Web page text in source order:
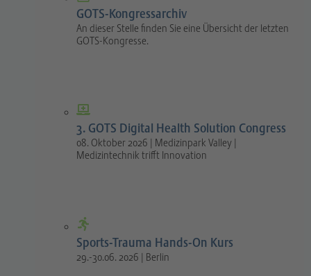
GOTS-Kongressarchiv
An dieser Stelle finden Sie eine Übersicht der letzten
GOTS-Kongresse.
3. GOTS Digital Health Solution Congress
08. Oktober 2026 | Medizinpark Valley |
Medizintechnik trifft Innovation
Sports-Trauma Hands-On Kurs
29.-30.06. 2026 | Berlin